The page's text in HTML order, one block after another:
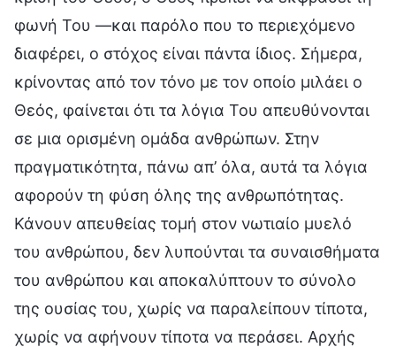
φωνή Του —και παρόλο που το περιεχόμενο
διαφέρει, ο στόχος είναι πάντα ίδιος. Σήμερα,
κρίνοντας από τον τόνο με τον οποίο μιλάει ο
Θεός, φαίνεται ότι τα λόγια Του απευθύνονται
σε μια ορισμένη ομάδα ανθρώπων. Στην
πραγματικότητα, πάνω απ’ όλα, αυτά τα λόγια
αφορούν τη φύση όλης της ανθρωπότητας.
Κάνουν απευθείας τομή στον νωτιαίο μυελό
του ανθρώπου, δεν λυπούνται τα συναισθήματα
του ανθρώπου και αποκαλύπτουν το σύνολο
της ουσίας του, χωρίς να παραλείπουν τίποτα,
χωρίς να αφήνουν τίποτα να περάσει. Αρχής